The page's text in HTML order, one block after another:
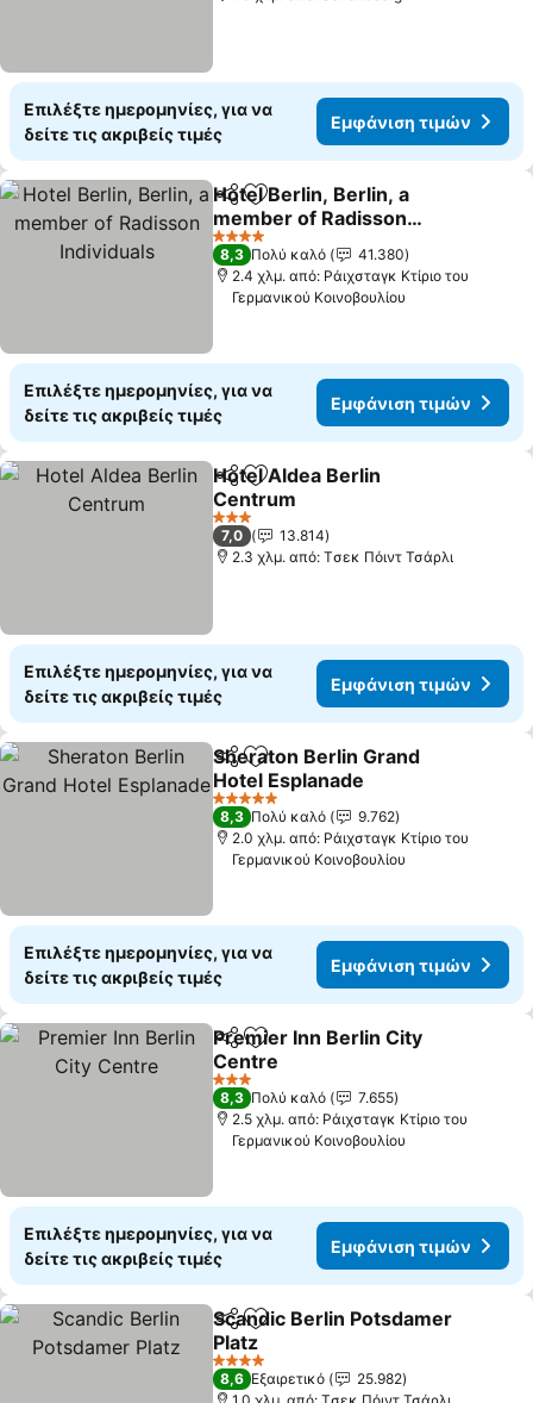
Επιλέξτε ημερομηνίες, για να
δείτε τις ακριβείς τιμές
Εμφάνιση τιμών
Κοινοποίηση
Προσθήκη στα αγαπημένα
Hotel Berlin, Berlin, a
member of Radisson
Individuals
4 Αστέρια
8,3 Πολύ καλό
41.380
2.4 χλμ. από: Ράιχσταγκ Κτίριο του
Γερμανικού Κοινοβουλίου
Επιλέξτε ημερομηνίες, για να
δείτε τις ακριβείς τιμές
Εμφάνιση τιμών
Κοινοποίηση
Προσθήκη στα αγαπημένα
Hotel Aldea Berlin
Centrum
3 Αστέρια
7,0
13.814
2.3 χλμ. από: Tσεκ Πόιντ Τσάρλι
Επιλέξτε ημερομηνίες, για να
δείτε τις ακριβείς τιμές
Εμφάνιση τιμών
Κοινοποίηση
Προσθήκη στα αγαπημένα
Sheraton Berlin Grand
Hotel Esplanade
5 Αστέρια
8,3 Πολύ καλό
9.762
2.0 χλμ. από: Ράιχσταγκ Κτίριο του
Γερμανικού Κοινοβουλίου
Επιλέξτε ημερομηνίες, για να
δείτε τις ακριβείς τιμές
Εμφάνιση τιμών
Κοινοποίηση
Προσθήκη στα αγαπημένα
Premier Inn Berlin City
Centre
3 Αστέρια
8,3 Πολύ καλό
7.655
2.5 χλμ. από: Ράιχσταγκ Κτίριο του
Γερμανικού Κοινοβουλίου
Επιλέξτε ημερομηνίες, για να
δείτε τις ακριβείς τιμές
Εμφάνιση τιμών
Κοινοποίηση
Προσθήκη στα αγαπημένα
Scandic Berlin Potsdamer
Platz
4 Αστέρια
8,6 Εξαιρετικό
25.982